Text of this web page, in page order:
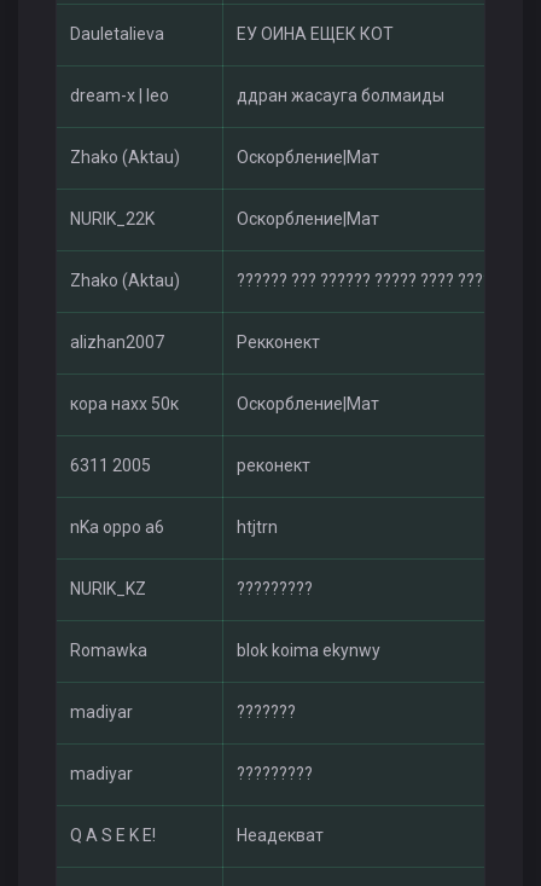
Dauletalieva ЕУ ОИНА ЕЩЕК КОТ
dream-x | leo ддран жасауга болмаиды
Zhako (Aktau) Оскорбление|Мат
NURIK_22K Оскорбление|Мат
Zhako (Aktau) ?????? ??? ?????? ????? ????
alizhan2007 Рекконект
кора нахх 50к Оскорбление|Мат
6311 2005 реконект
nKa oppo a6 htjtrn
NURIK_KZ ?????????
Romawka blok koima ekynwy
madiyar ???????
madiyar ?????????
Q A S E K E! Неадекват